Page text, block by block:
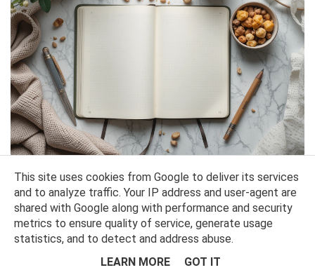
JAK WYZNACZAĆ REALISTYCZNE POSTANOWIENIA NOWOROCZNE,
KTÓRE NAPRAWDĘ ZMIENIĄ TWOJE ŻYCIE?
1. Nowy Rok jako idealny moment na zmiany Nowy Rok to doskonały
moment, aby...
This site uses cookies from Google to deliver its services
and to analyze traffic. Your IP address and user-agent are
shared with Google along with performance and security
metrics to ensure quality of service, generate usage
statistics, and to detect and address abuse.
LEARN MORE
GOT IT